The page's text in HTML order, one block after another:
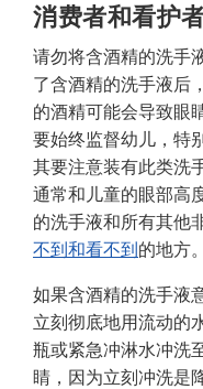
消费者和看护
请勿将含酒精的洗手
了含酒精的洗手液后
的酒精可能会导致眼
要始终监督幼儿，特
其要注意装有此类洗
通常和儿童的眼部高
的洗手液和所有其他
不到和看不到 的地方。
如果含酒精的洗手液
立刻彻底地用流动的
瓶或紧急冲淋水冲洗
睛，因为立刻冲洗是